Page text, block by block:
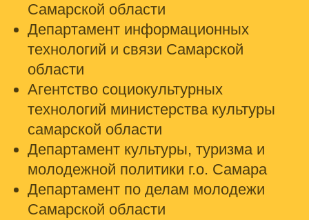
Самарской области
Департамент информационных
технологий и связи Самарской
области
Агентство социокультурных
технологий министерства культуры
самарской области
Департамент культуры, туризма и
молодежной политики г.о. Самара
Департамент по делам молодежи
Самарской области